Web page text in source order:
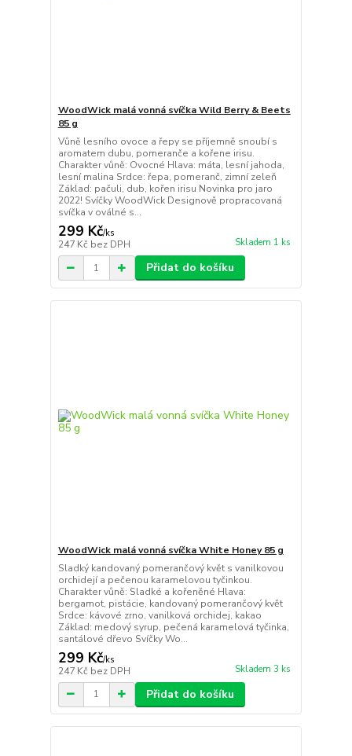
WoodWick malá vonná svíčka Wild Berry & Beets
85 g
Vůně lesního ovoce a řepy se příjemně snoubí s
aromatem dubu, pomeranče a kořene irisu.
Charakter vůně: Ovocné Hlava: máta, lesní jahoda,
lesní malina Srdce: řepa, pomeranč, zimní zeleň
Základ: pačuli, dub, kořen irisu Novinka pro jaro
2022! Svíčky WoodWick Designově propracovaná
svíčka v oválné s...
299 Kč/ks
247 Kč bez DPH Skladem 1 ks
Přidat do košíku
WoodWick malá vonná svíčka White Honey 85 g
Sladký kandovaný pomerančový květ s vanilkovou
orchidejí a pečenou karamelovou tyčinkou.
Charakter vůně: Sladké a kořeněné Hlava:
bergamot, pistácie, kandovaný pomerančový květ
Srdce: kávové zrno, vanilková orchidej, kakao
Základ: medový syrup, pečená karamelová tyčinka,
santálové dřevo Svíčky Wo...
299 Kč/ks
247 Kč bez DPH Skladem 3 ks
Přidat do košíku